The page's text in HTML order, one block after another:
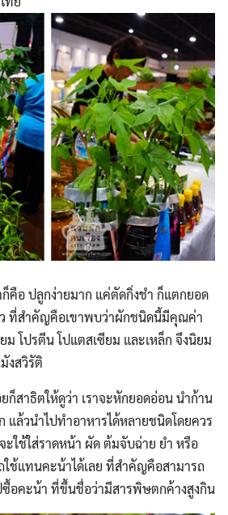
คือ ปลูกง่ายมาก แค่ตัดกิ่งชำ ก็แตกยอด
ที่สำคัญคือเขาพบว่าผักชนิดนี้มีคุณค่า
ม โปรตีน โปแตสเซียม และเหล็ก จึงนิยม
งสวิรัติ
สาธิตให้ดูว่า เราจะหักยอดอ่อน นำก้าน
แล้วนำไปทำอาหารได้หลายชนิดโดยควร
ะใช้ใส่ราดหน้า ผัด ต้มจับฉ่าย ยำ หรือ
ใช้แทนคะน้าได้เลย ที่สำคัญคือสามารถ
ซื้อคะน้า ที่ขึ้นชื่อว่ามีสารพิษตกค้างสูงกิน